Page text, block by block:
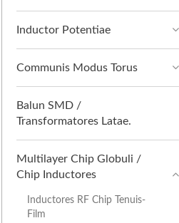
Inductor Potentiae
Communis Modus Torus
Balun SMD /
Transformatores Latae.
Multilayer Chip Globuli /
Chip Inductores
Inductores RF Chip Tenuis-
Film